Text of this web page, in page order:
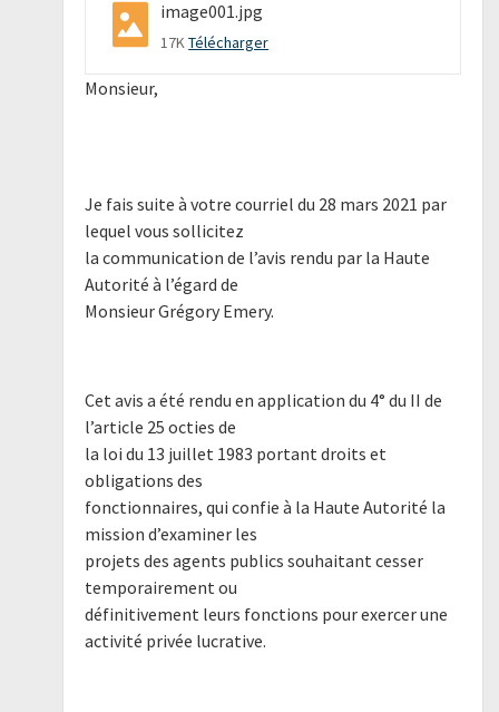
image001.jpg
17KTélécharger
Monsieur,
Je fais suite à votre courriel du 28 mars 2021 par
lequel vous sollicitez
la communication de l’avis rendu par la Haute
Autorité à l’égard de
Monsieur Grégory Emery.
Cet avis a été rendu en application du 4° du II de
l’article 25 octies de
la loi du 13 juillet 1983 portant droits et
obligations des
fonctionnaires, qui confie à la Haute Autorité la
mission d’examiner les
projets des agents publics souhaitant cesser
temporairement ou
définitivement leurs fonctions pour exercer une
activité privée lucrative.